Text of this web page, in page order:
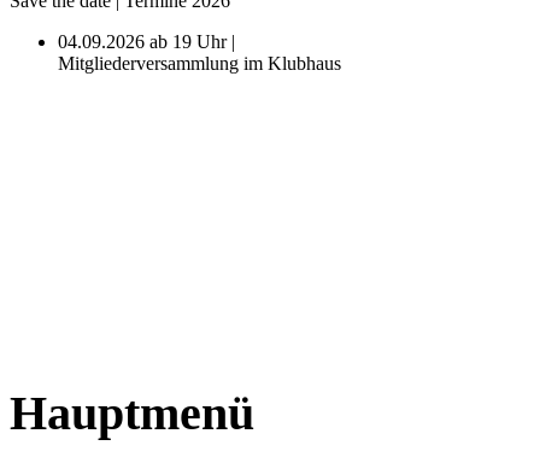
04.09.2026 ab 19 Uhr |
Mitgliederversammlung im Klubhaus
Hauptmenü